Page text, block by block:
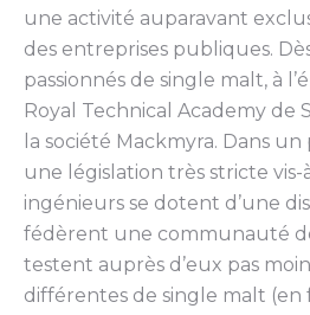
une activité auparavant
des entreprises publiques.
passionnés de single malt, à
Royal Technical Academy de
la société Mackmyra. Dans
une législation très stricte vis-
ingénieurs se dotent d’une
fédèrent une communauté
testent auprès d’eux pas
différentes de single malt (en